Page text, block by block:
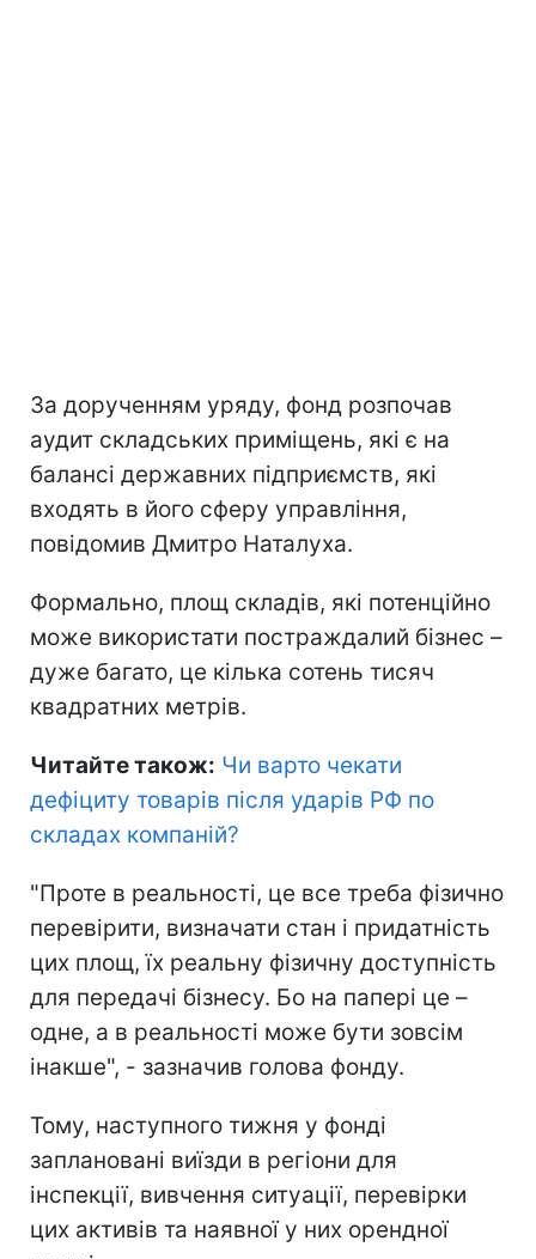
За дорученням уряду, фонд розпочав
аудит складських приміщень, які є на
балансі державних підприємств, які
входять в його сферу управління,
повідомив Дмитро Наталуха.
Формально, площ складів, які потенційно
може використати постраждалий бізнес –
дуже багато, це кілька сотень тисяч
квадратних метрів.
Читайте також: Чи варто чекати
дефіциту товарів після ударів РФ по
складах компаній?
"Проте в реальності, це все треба фізично
перевірити, визначати стан і придатність
цих площ, їх реальну фізичну доступність
для передачі бізнесу. Бо на папері це –
одне, а в реальності може бути зовсім
інакше", - зазначив голова фонду.
Тому, наступного тижня у фонді
заплановані виїзди в регіони для
інспекції, вивчення ситуації, перевірки
цих активів та наявної у них орендної